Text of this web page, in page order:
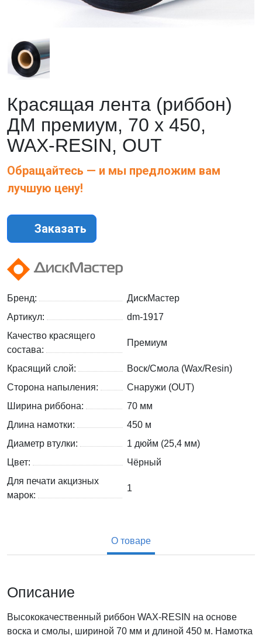
Красящая лента (риббон)
ДМ премиум, 70 х 450,
WAX-RESIN, OUT
Обращайтесь — и мы предложим вам
лучшую цену!
Заказать
Бренд:
ДискМастер
Артикул:
dm-1917
Качество красящего
состава:
Премиум
Красящий слой:
Воск/Смола (Wax/Resin)
Сторона напыления:
Снаружи (OUT)
Ширина риббона:
70 мм
Длина намотки:
450 м
Диаметр втулки:
1 дюйм (25,4 мм)
Цвет:
Чёрный
Для печати акцизных
марок:
1
О товаре
Описание
Высококачественный риббон WAX-RESIN на основе
воска и смолы, шириной 70 мм и длиной 450 м. Намотка